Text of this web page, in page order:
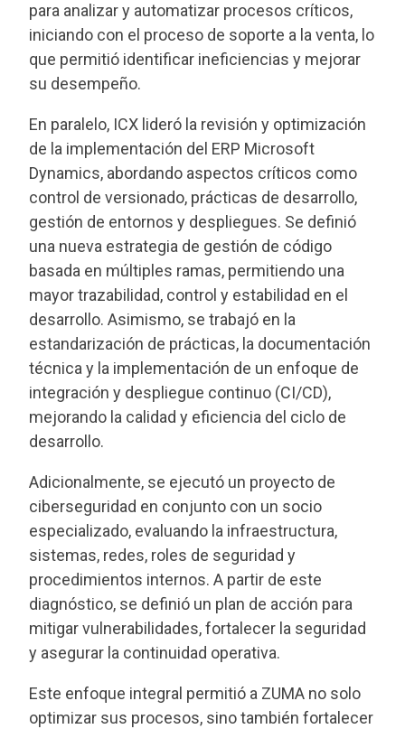
para analizar y automatizar procesos críticos,
iniciando con el proceso de soporte a la venta, lo
que permitió identificar ineficiencias y mejorar
su desempeño.
En paralelo, ICX lideró la revisión y optimización
de la implementación del ERP Microsoft
Dynamics, abordando aspectos críticos como
control de versionado, prácticas de desarrollo,
gestión de entornos y despliegues. Se definió
una nueva estrategia de gestión de código
basada en múltiples ramas, permitiendo una
mayor trazabilidad, control y estabilidad en el
desarrollo. Asimismo, se trabajó en la
estandarización de prácticas, la documentación
técnica y la implementación de un enfoque de
integración y despliegue continuo (CI/CD),
mejorando la calidad y eficiencia del ciclo de
desarrollo.
Adicionalmente, se ejecutó un proyecto de
ciberseguridad en conjunto con un socio
especializado, evaluando la infraestructura,
sistemas, redes, roles de seguridad y
procedimientos internos. A partir de este
diagnóstico, se definió un plan de acción para
mitigar vulnerabilidades, fortalecer la seguridad
y asegurar la continuidad operativa.
Este enfoque integral permitió a ZUMA no solo
optimizar sus procesos, sino también fortalecer